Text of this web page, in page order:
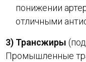
понижении
отличными
3) Трансжиры
Промышленные